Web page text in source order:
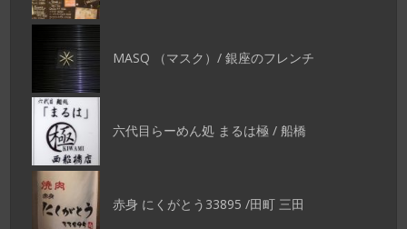
MASQ （マスク）/ 銀座のフレンチ
六代目らーめん処 まるは極 / 船橋
赤身 にくがとう33895 /田町 三田